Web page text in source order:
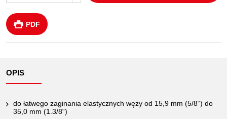
PDF
OPIS
do łatwego zaginania elastycznych węży od 15,9 mm (5/8“) do
35,0 mm (1.3/8“)